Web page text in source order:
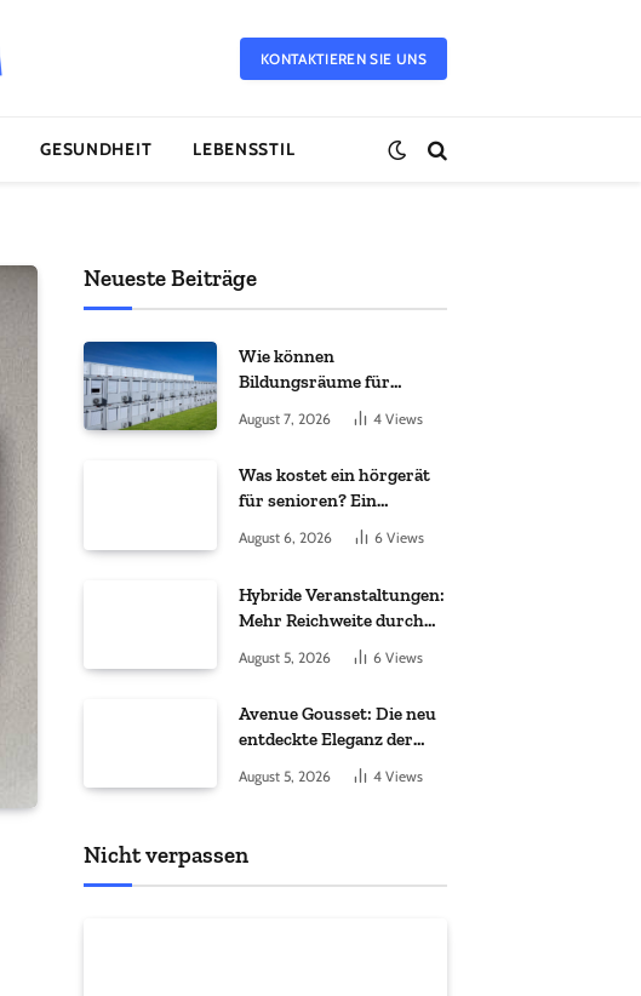
KONTAKTIEREN SIE UNS
GESUNDHEIT LEBENSSTIL
Neueste Beiträge
Wie können
Bildungsräume für
Flüchtlingskinder schnell
geschaffen werden?
August 7, 2026 4 Views
Was kostet ein hörgerät
für senioren? Ein
vollständiger leitfaden
August 6, 2026 6 Views
Hybride Veranstaltungen:
Mehr Reichweite durch
moderne Technik
August 5, 2026 6 Views
Avenue Gousset: Die neu
entdeckte Eleganz der
August 5, 2026 4 Views
Nicht verpassen